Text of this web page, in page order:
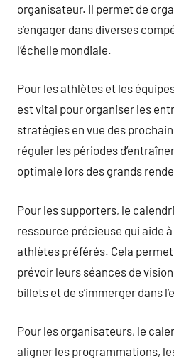
organisateur. Il permet de
s’engager dans diverses
l’échelle mondiale.
Pour les athlètes et les
est vital pour organiser les
stratégies en vue des
réguler les périodes
optimale lors des grands
Pour les supporters, le
ressource précieuse qui aide
athlètes préférés. Cela
prévoir leurs séances de
billets et de s’immerger dans
Pour les organisateurs, le
aligner les programmations,